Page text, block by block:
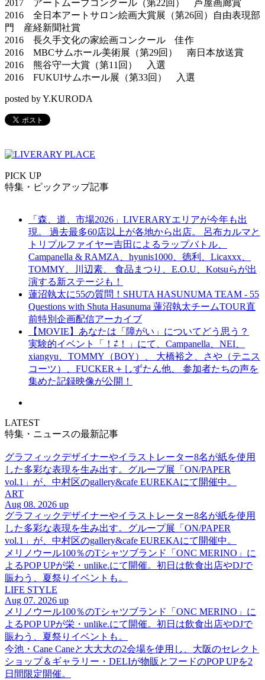
2017 アートムーブコンクール（第22回） 芦屋画廊賞
2016 全日本アートサロン絵画大賞展（第26回）自由表現部
門 産経新聞社賞
2016 長久手文化の家絵画コンクール 佳作
2016 MBCサムホール美術展（第29回） 南日本放送賞
2016 熊谷守一大賞（第11回） 入選
2016 FUKUIサムホール展（第33回） 入選
posted by Y.KURODA
PICK UP
特集・ピックアップ記事
「森、道、市場2026」LIVERARYエリアが今年も出
現。 過去最多60店以上が各地から出店。 呂布カルマと
トリプルファイヤー吉田によるラップバトル、
Campanella & RAMZA、hyunis1000、徳利、Licaxxx、
TOMMY、川辺素、 食品まつり、E.O.U、Kotsuらが出
演する新ステージも！
蓮沼執太に55の質問！SHUTA HASUNUMA TEAM - 55
Questions with Shuta Hasunuma 蓮沼執太チームTOUR直
前特別企画配信アーカイブ
【MOVIE】あなたは「障がい」についてどう思う？
実験的イベント「！⇄！」にて、Campanella、NEI、
xiangyu、TOMMY（BOY）、 大橋裕之、さや（テニス
コーツ）、FUCKER＋しずたん他、 参加者たちの声を
集めた記録映像が公開！
LATEST
特集・ニュースの最新記事
グラフィックデザイナーやイラストレーター8名が紙を使用
した多彩な表現を生み出す。グループ展「ON/PAPER
vol.1」が、中村区のgallery&cafe EUREKAにて開催中。
ART
Aug 08. 2026 up
グラフィックデザイナーやイラストレーター8名が紙を使用
した多彩な表現を生み出す。グループ展「ON/PAPER
vol.1」が、中村区のgallery&cafe EUREKAにて開催中。
メリノウール100％のTシャツブランド「ONC MERINO」に
よるPOP UPが栄・unlike.にて開催。初日は飲食出店やDJで
賑わう、夏祭りイベントも。
LIFE STYLE
Aug 07. 2026 up
メリノウール100％のTシャツブランド「ONC MERINO」に
よるPOP UPが栄・unlike.にて開催。初日は飲食出店やDJで
賑わう、夏祭りイベントも。
今池・Cane Caneと大大大の2会場を使用し、大阪のセレクト
ショップ＆ギャラリー・DELIが物販とフードのPOP UPを2
日間限定開催。